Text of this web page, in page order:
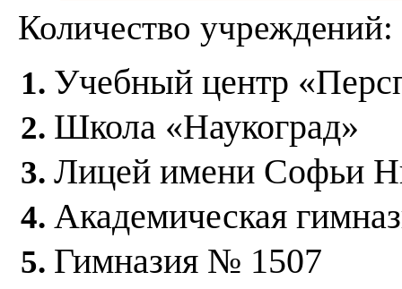
Количество учреждений:
Учебный центр
Школа «Наукоград»
Лицей имени Софьи
Академическая
Гимназия № 1507